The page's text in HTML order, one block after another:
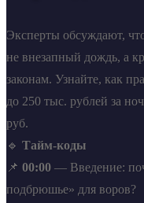
Эксперты обсуждают,
не внезапный дождь, а
законам. Узнайте, как
до 250 тыс. рублей за
руб.
🔹 Тайм-коды
📌 00:00 — Введение:
подбрюшье» для воров?